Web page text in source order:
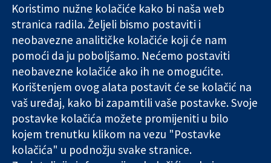
Pouzdani dokazi.
Utemeljeni
dokazi.
Bolje zdravlje.
London
W1G 0AN
Ujedinjeno
Kraljevstvo
Novosti
medije
O nama
Poslovi
Cochrane
Library
The Cochrane Collaboration is a charity (no. 1045921) and a
company limited by guarantee (no. 03044323) registered in
Koristimo nužne kolačiće kako bi naša web
stranica radila. Željeli bismo postaviti i
neobavezne analitičke kolačiće koji će nam
pomoći da ju poboljšamo. Nećemo postaviti
neobavezne kolačiće ako ih ne omogućite.
Korištenjem ovog alata postavit će se kolačić na
vaš uređaj, kako bi zapamtili vaše postavke. Svoje
postavke kolačića možete promijeniti u bilo
kojem trenutku klikom na vezu "Postavke
kolačića" u podnožju svake stranice.